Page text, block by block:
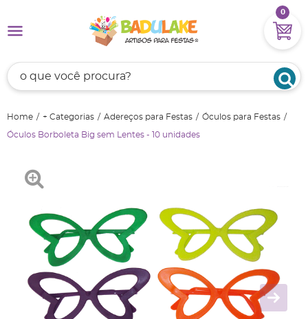
0
Home + Categorias Adereços para Festas Óculos para Festas
Óculos Borboleta Big sem Lentes - 10 unidades